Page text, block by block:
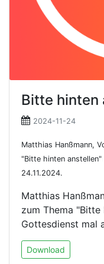
Bitte hinten
2024-11-24
Matthias Hanßmann,
"Bitte hinten
24.11.2024.
Matthias
zum Thema
Gottesdienst mal
Download